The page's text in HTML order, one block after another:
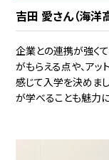
吉田 愛さん（海洋
企業との連携が強く
がもらえる点や、ア
感じて入学を決めま
が学べることも魅力